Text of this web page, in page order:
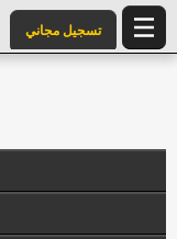
تسجيل مجاني